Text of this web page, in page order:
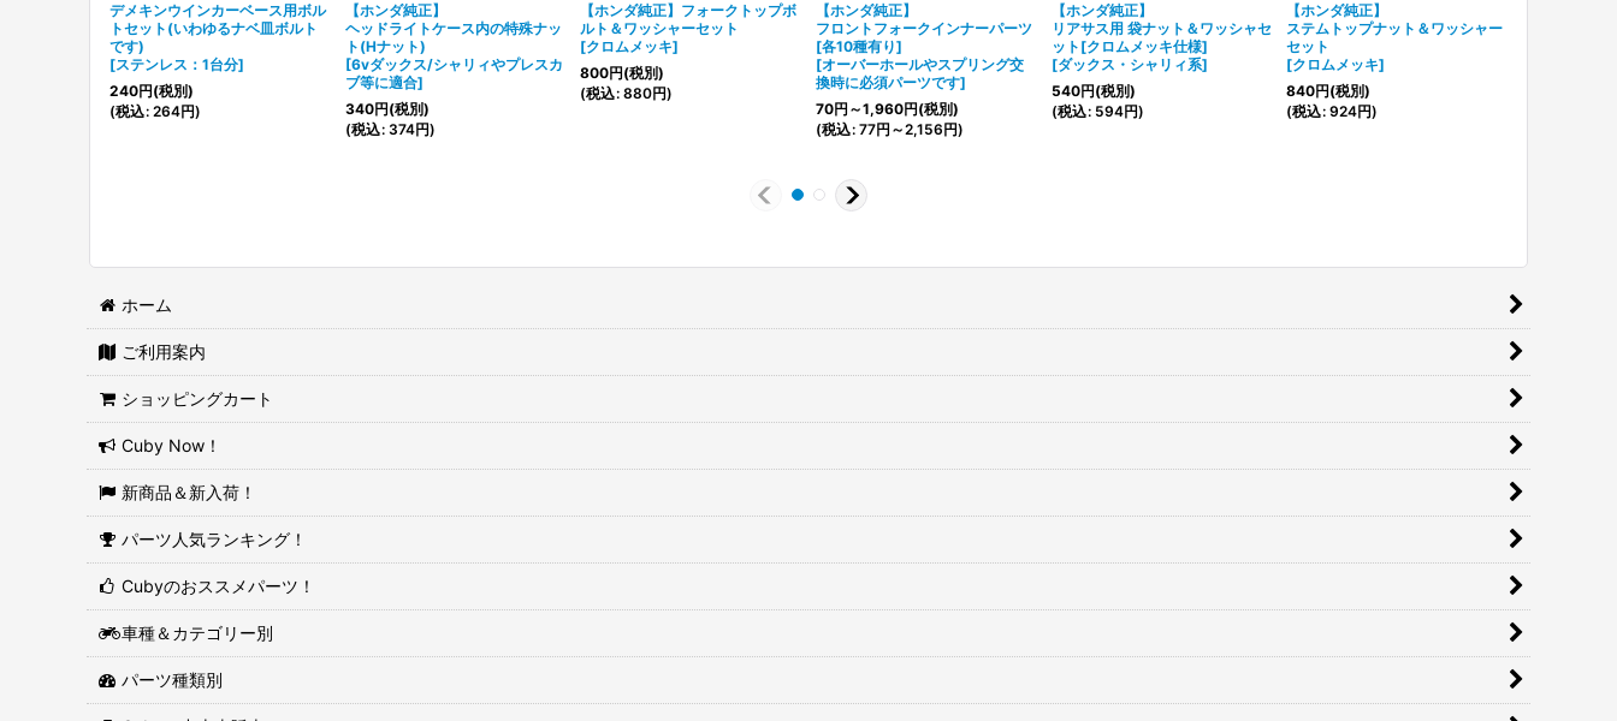
デメキンウインカーベース用ボル
トセット(いわゆるナベ皿ボルト
です)
[ステンレス：1台分]
240円(税別)
(税込: 264円)
【ホンダ純正】
ヘッドライトケース内の特殊ナッ
ト(Hナット)
[6vダックス/シャリィやプレスカ
ブ等に適合]
340円(税別)
(税込: 374円)
【ホンダ純正】フォークトップボ
ルト＆ワッシャーセット
[クロムメッキ]
800円(税別)
(税込: 880円)
【ホンダ純正】
フロントフォークインナーパーツ
[各10種有り]
[オーバーホールやスプリング交
換時に必須パーツです]
70円 ～1,960円(税別)
(税込: 77円 ～2,156円)
【ホンダ純正】
リアサス用 袋ナット＆ワッシャセ
ット[クロムメッキ仕様]
[ダックス・シャリィ系]
540円(税別)
(税込: 594円)
【ホンダ純正】
ステムトップナット＆ワッシャー
セット
[クロムメッキ]
840円(税別)
(税込: 924円)
ホーム
ご利用案内
ショッピングカート
Cuby Now！
新商品＆新入荷！
パーツ人気ランキング！
Cubyのおススメパーツ！
車種＆カテゴリー別
パーツ種類別